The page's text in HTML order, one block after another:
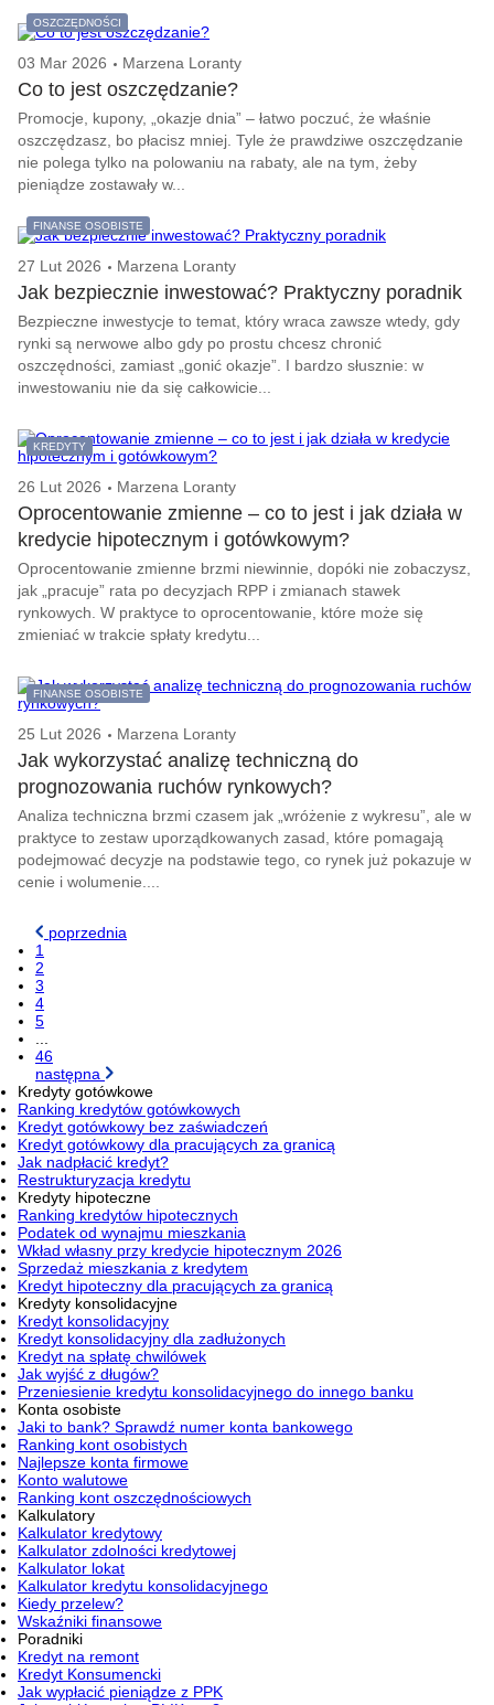
OSZCZĘDNOŚCI
03 Mar 2026 Marzena Loranty
Co to jest oszczędzanie?
Promocje, kupony, „okazje dnia” – łatwo poczuć, że właśnie
oszczędzasz, bo płacisz mniej. Tyle że prawdziwe oszczędzanie
nie polega tylko na polowaniu na rabaty, ale na tym, żeby
pieniądze zostawały w...
FINANSE OSOBISTE
27 Lut 2026 Marzena Loranty
Jak bezpiecznie inwestować? Praktyczny poradnik
Bezpieczne inwestycje to temat, który wraca zawsze wtedy, gdy
rynki są nerwowe albo gdy po prostu chcesz chronić
oszczędności, zamiast „gonić okazje”. I bardzo słusznie: w
inwestowaniu nie da się całkowicie...
KREDYTY
26 Lut 2026 Marzena Loranty
Oprocentowanie zmienne – co to jest i jak działa w
kredycie hipotecznym i gotówkowym?
Oprocentowanie zmienne brzmi niewinnie, dopóki nie zobaczysz,
jak „pracuje” rata po decyzjach RPP i zmianach stawek
rynkowych. W praktyce to oprocentowanie, które może się
zmieniać w trakcie spłaty kredytu...
FINANSE OSOBISTE
25 Lut 2026 Marzena Loranty
Jak wykorzystać analizę techniczną do
prognozowania ruchów rynkowych?
Analiza techniczna brzmi czasem jak „wróżenie z wykresu”, ale w
praktyce to zestaw uporządkowanych zasad, które pomagają
podejmować decyzje na podstawie tego, co rynek już pokazuje w
cenie i wolumenie....
poprzednia
1
2
3
4
5
46
następna
Kredyty gotówkowe
Ranking kredytów gotówkowych
Kredyt gotówkowy bez zaświadczeń
Kredyt gotówkowy dla pracujących za granicą
Jak nadpłacić kredyt?
Restrukturyzacja kredytu
Kredyty hipoteczne
Ranking kredytów hipotecznych
Podatek od wynajmu mieszkania
Wkład własny przy kredycie hipotecznym 2026
Sprzedaż mieszkania z kredytem
Kredyt hipoteczny dla pracujących za granicą
Kredyty konsolidacyjne
Kredyt konsolidacyjny
Kredyt konsolidacyjny dla zadłużonych
Kredyt na spłatę chwilówek
Jak wyjść z długów?
Przeniesienie kredytu konsolidacyjnego do innego banku
Konta osobiste
Jaki to bank? Sprawdź numer konta bankowego
Ranking kont osobistych
Najlepsze konta firmowe
Konto walutowe
Ranking kont oszczędnościowych
Kalkulatory
Kalkulator kredytowy
Kalkulator zdolności kredytowej
Kalkulator lokat
Kalkulator kredytu konsolidacyjnego
Kiedy przelew?
Wskaźniki finansowe
Poradniki
Kredyt na remont
Kredyt Konsumencki
Jak wypłacić pieniądze z PPK